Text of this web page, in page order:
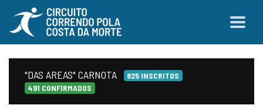
"DAS AREAS" CARNOTA
825 INSCRITOS
491 CONFIRMADOS